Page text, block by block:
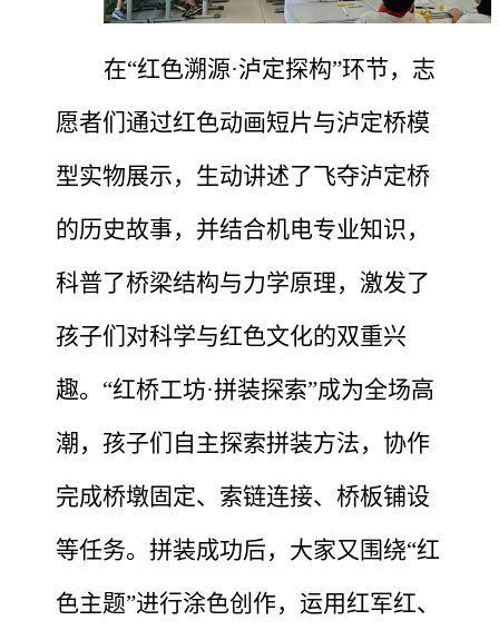
在“红色溯源·泸定探构”环节，志
愿者们通过红色动画短片与泸定桥模
型实物展示，生动讲述了飞夺泸定桥
的历史故事，并结合机电专业知识，
科普了桥梁结构与力学原理，激发了
孩子们对科学与红色文化的双重兴
趣。“红桥工坊·拼装探索”成为全场高
潮 ， 孩子们自主探索拼装方法，协作
完成桥墩固定、索链连接、桥板铺设
等任务。拼装成功后，大家又围绕“红
色主题”进行涂色创作，运用红军红、